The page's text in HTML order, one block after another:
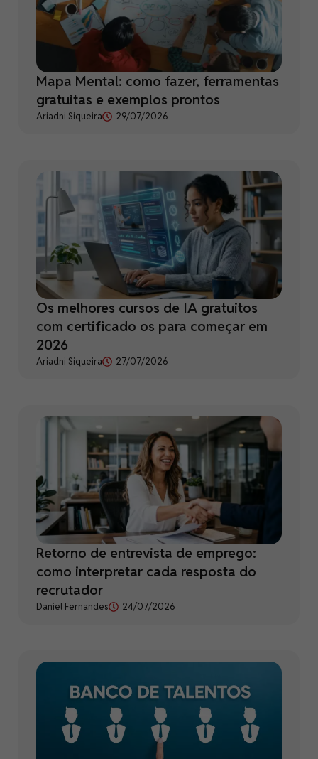
Mapa Mental: como fazer, ferramentas
gratuitas e exemplos prontos
Ariadni Siqueira 29/07/2026
Os melhores cursos de IA gratuitos
com certificado os para começar em
2026
Ariadni Siqueira 27/07/2026
Retorno de entrevista de emprego:
como interpretar cada resposta do
recrutador
Daniel Fernandes 24/07/2026